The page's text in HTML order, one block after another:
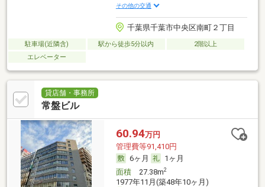
その他の交通
千葉県千葉市中央区南町２丁目
駐車場(近隣含) 駅から徒歩5分以内
2階以上
エレベーター
貸店舗・事務所
常盤ビル
60.94万円
管理費等91,410円
6ヶ月
1ヶ月
面積27.38m2
1977年11月(築48年10ヶ月)